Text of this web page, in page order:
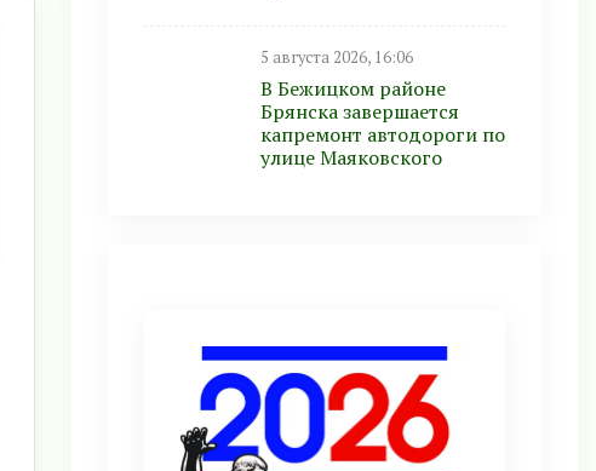
5 августа 2026, 16:06
В Бежицком районе
Брянска завершается
капремонт автодороги по
улице Маяковского